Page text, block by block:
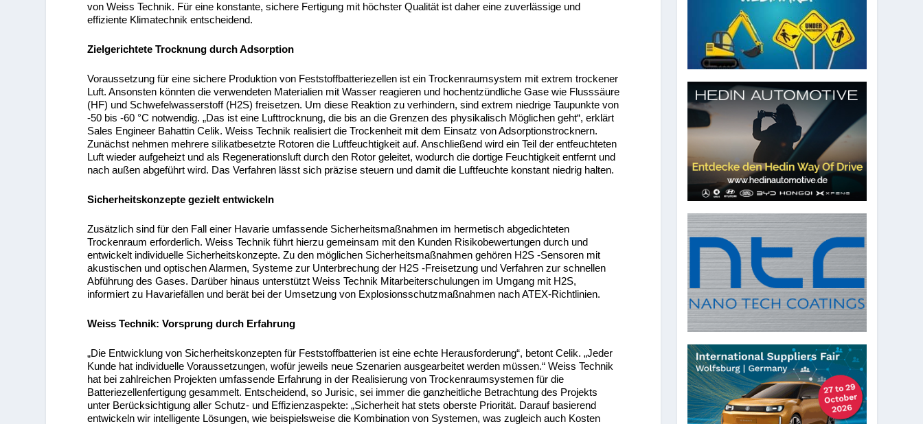
von Weiss Technik. Für eine konstante, sichere Fertigung mit höchster Qualität ist daher eine zuverlässige und
effiziente Klimatechnik entscheidend.
Zielgerichtete Trocknung durch Adsorption
Voraussetzung für eine sichere Produktion von Feststoffbatteriezellen ist ein Trockenraumsystem mit extrem trockener
Luft. Ansonsten könnten die verwendeten Materialien mit Wasser reagieren und hochentzündliche Gase wie Flusssäure
(HF) und Schwefelwasserstoff (H2S) freisetzen. Um diese Reaktion zu verhindern, sind extrem niedrige Taupunkte von
-50 bis -60 °C notwendig. „Das ist eine Lufttrocknung, die bis an die Grenzen des physikalisch Möglichen geht“, erklärt
Sales Engineer Bahattin Celik. Weiss Technik realisiert die Trockenheit mit dem Einsatz von Adsorptionstrocknern.
Zunächst nehmen mehrere silikatbesetzte Rotoren die Luftfeuchtigkeit auf. Anschließend wird ein Teil der entfeuchteten
Luft wieder aufgeheizt und als Regenerationsluft durch den Rotor geleitet, wodurch die dortige Feuchtigkeit entfernt und
nach außen abgeführt wird. Das Verfahren lässt sich präzise steuern und damit die Luftfeuchte konstant niedrig halten.
Sicherheitskonzepte gezielt entwickeln
Zusätzlich sind für den Fall einer Havarie umfassende Sicherheitsmaßnahmen im hermetisch abgedichteten
Trockenraum erforderlich. Weiss Technik führt hierzu gemeinsam mit den Kunden Risikobewertungen durch und
entwickelt individuelle Sicherheitskonzepte. Zu den möglichen Sicherheitsmaßnahmen gehören H2S -Sensoren mit
akustischen und optischen Alarmen, Systeme zur Unterbrechung der H2S -Freisetzung und Verfahren zur schnellen
Abführung des Gases. Darüber hinaus unterstützt Weiss Technik Mitarbeiterschulungen im Umgang mit H2S,
informiert zu Havariefällen und berät bei der Umsetzung von Explosionsschutzmaßnahmen nach ATEX-Richtlinien.
Weiss Technik: Vorsprung durch Erfahrung
„Die Entwicklung von Sicherheitskonzepten für Feststoffbatterien ist eine echte Herausforderung“, betont Celik. „Jeder
Kunde hat individuelle Voraussetzungen, wofür jeweils neue Szenarien ausgearbeitet werden müssen.“ Weiss Technik
hat bei zahlreichen Projekten umfassende Erfahrung in der Realisierung von Trockenraumsystemen für die
Batteriezellenfertigung gesammelt. Entscheidend, so Jurisic, sei immer die ganzheitliche Betrachtung des Projekts
unter Berücksichtigung aller Schutz- und Effizienzaspekte: „Sicherheit hat stets oberste Priorität. Darauf basierend
entwickeln wir intelligente Lösungen, wie beispielsweise die Kombination von Systemen, was zugleich auch Kosten